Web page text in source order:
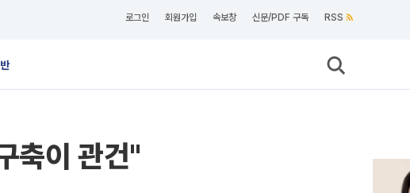
로그인 회원가입 속보창 신문/PDF 구독 RSS
축이 관건"